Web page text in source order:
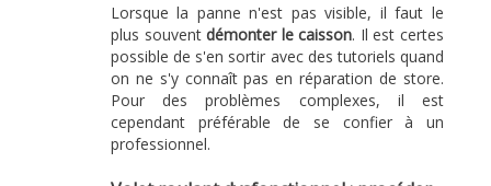
Lorsque la panne n'est pas visible, il faut le
plus souventdémonter le caisson. Il est certes
possible de s'en sortir avec des tutoriels quand
on ne s'y connaît pas en réparation de store.
Pour des problèmes complexes, il est
cependant préférable de se confier à un
professionnel.